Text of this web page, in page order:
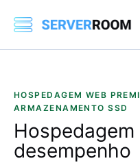
HOSPEDAGEM WEB
ARMAZENAMENTO SSD
Hospedagem
desempenho